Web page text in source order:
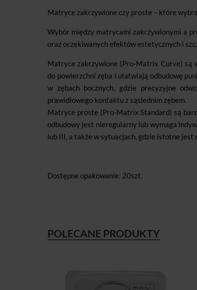
Matryce zakrzywione czy proste – które
Wybór między matrycami zakrzywionymi a
oraz oczekiwanych efektów estetycznych i
Matryce zakrzywione (Pro-Matrix Curve) są
do powierzchni zęba i ułatwiają odbudowę
w zębach bocznych, gdzie precyzyjne
prawidłowego kontaktu z sąsiednim zębem.
Matryce proste (Pro-Matrix Standard) są
odbudowy jest nieregularny lub wymaga
lub III, a także w sytuacjach, gdzie istotne
Dostępne opakowanie: 20szt.
POLECANE PRODUKTY